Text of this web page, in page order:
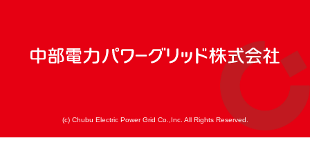
(c) Chubu Electric Power Grid Co.,Inc. All Rights Reserved.